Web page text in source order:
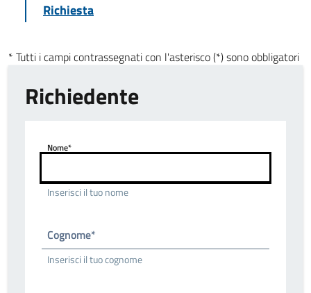
Richiesta
* Tutti i campi contrassegnati con l'asterisco (*) sono obbligatori
Richiedente
Nome*
Inserisci il tuo nome
Cognome*
Inserisci il tuo cognome